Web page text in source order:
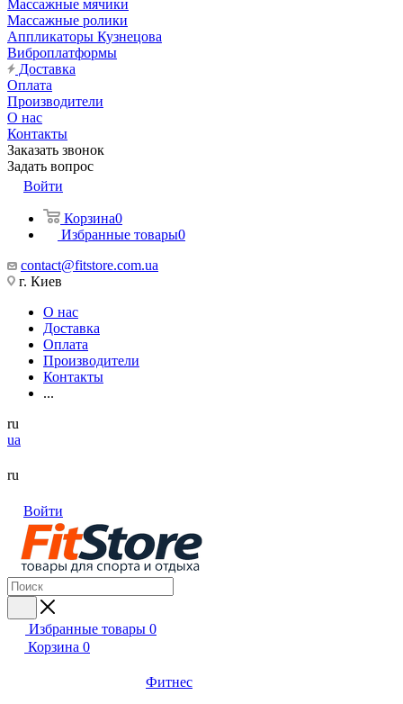
Массажные мячики
Массажные ролики
Аппликаторы Кузнецова
Виброплатформы
Доставка
Оплата
Производители
О нас
Контакты
Заказать звонок
Задать вопрос
Войти
Корзина0
Избранные товары0
contact@fitstore.com.ua
г. Киев
О нас
Доставка
Оплата
Производители
Контакты
...
ru
ua
ru
Войти
Избранные товары 0
Корзина 0
Фитнес